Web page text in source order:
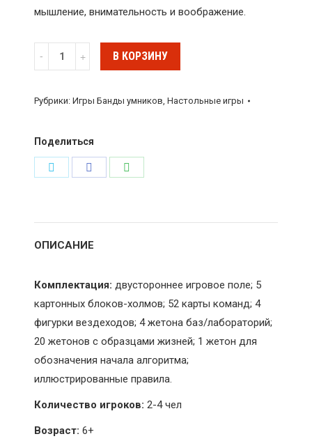
мышление, внимательность и воображение.
Количество
Настольная
"Прогеры",
Умников
В КОРЗИНУ
Рубрики:Игры Банды умников,Настольные игры
Поделиться
ПоделитьсяПоделиться
ОПИСАНИЕ
Комплектация:двустороннее игровое поле; 5
картонных блоков-холмов; 52 карты команд; 4
фигурки вездеходов; 4 жетона баз/лабораторий;
20 жетонов с образцами жизней; 1 жетон для
обозначения начала алгоритма;
иллюстрированные правила.
Количество игроков: 2-4 чел
Возраст: 6+